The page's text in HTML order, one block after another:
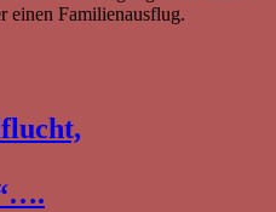
einen Familienausflug.